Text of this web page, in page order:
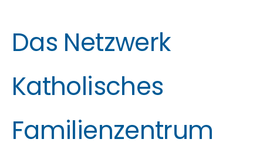
Das Netzwerk
Katholisches
Familienzentrum